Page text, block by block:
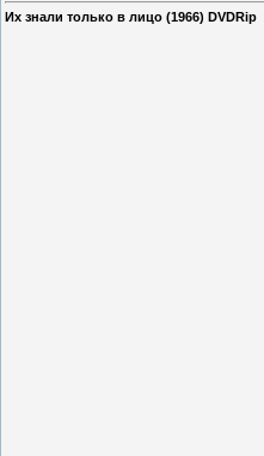
Их знали только в лицо (1966) DVDRip